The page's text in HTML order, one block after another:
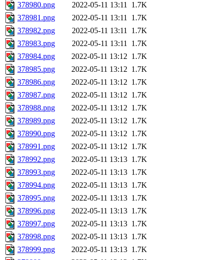
378980.png
2022-05-11 13:11 1.7K
378981.png
2022-05-11 13:11 1.7K
378982.png
2022-05-11 13:11 1.7K
378983.png
2022-05-11 13:11 1.7K
378984.png
2022-05-11 13:12 1.7K
378985.png
2022-05-11 13:12 1.7K
378986.png
2022-05-11 13:12 1.7K
378987.png
2022-05-11 13:12 1.7K
378988.png
2022-05-11 13:12 1.7K
378989.png
2022-05-11 13:12 1.7K
378990.png
2022-05-11 13:12 1.7K
378991.png
2022-05-11 13:12 1.7K
378992.png
2022-05-11 13:13 1.7K
378993.png
2022-05-11 13:13 1.7K
378994.png
2022-05-11 13:13 1.7K
378995.png
2022-05-11 13:13 1.7K
378996.png
2022-05-11 13:13 1.7K
378997.png
2022-05-11 13:13 1.7K
378998.png
2022-05-11 13:13 1.7K
378999.png
2022-05-11 13:13 1.7K